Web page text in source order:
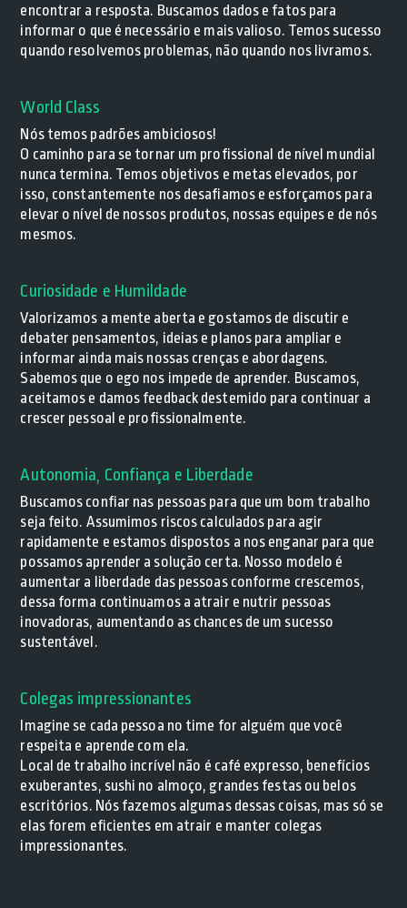
encontrar a resposta. Buscamos dados e fatos para
informar o que é necessário e mais valioso. Temos sucesso
quando resolvemos problemas, não quando nos livramos.
World Class
Nós temos padrões ambiciosos!
O caminho para se tornar um profissional de nível mundial
nunca termina. Temos objetivos e metas elevados, por
isso, constantemente nos desafiamos e esforçamos para
elevar o nível de nossos produtos, nossas equipes e de nós
mesmos.
Curiosidade e Humildade
Valorizamos a mente aberta e gostamos de discutir e
debater pensamentos, ideias e planos para ampliar e
informar ainda mais nossas crenças e abordagens.
Sabemos que o ego nos impede de aprender. Buscamos,
aceitamos e damos feedback destemido para continuar a
crescer pessoal e profissionalmente.
Autonomia, Confiança e Liberdade
Buscamos confiar nas pessoas para que um bom trabalho
seja feito. Assumimos riscos calculados para agir
rapidamente e estamos dispostos a nos enganar para que
possamos aprender a solução certa. Nosso modelo é
aumentar a liberdade das pessoas conforme crescemos,
dessa forma continuamos a atrair e nutrir pessoas
inovadoras, aumentando as chances de um sucesso
sustentável.
Colegas impressionantes
Imagine se cada pessoa no time for alguém que você
respeita e aprende com ela.
Local de trabalho incrível não é café expresso, benefícios
exuberantes, sushi no almoço, grandes festas ou belos
escritórios. Nós fazemos algumas dessas coisas, mas só se
elas forem eficientes em atrair e manter colegas
impressionantes.